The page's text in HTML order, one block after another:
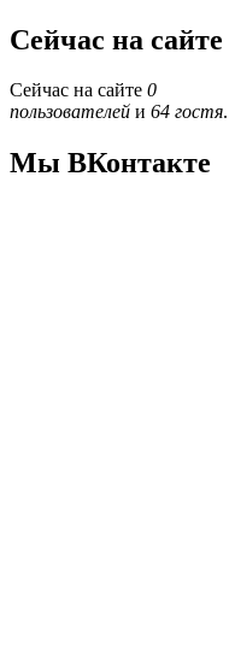
Сейчас на сайте
Сейчас на сайте 0
пользователей и 64 гостя.
Мы ВКонтакте